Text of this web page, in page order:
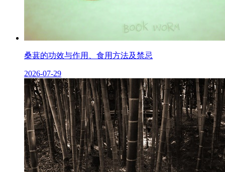
桑葚的功效与作用、食用方法及禁忌
2026-07-29